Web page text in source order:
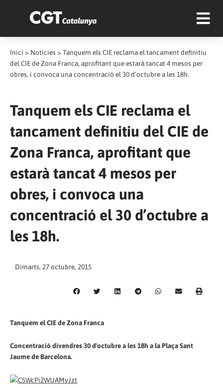
Inici > Notícies > Tanquem els CIE reclama el tancament definitiu
del CIE de Zona Franca, aprofitant que estarà tancat 4 mesos per
obres, i convoca una concentració el 30 d’octubre a les 18h.
Tanquem els CIE reclama el
tancament definitiu del CIE de
Zona Franca, aprofitant que
estarà tancat 4 mesos per
obres, i convoca una
concentració el 30 d’octubre a
les 18h.
Dimarts, 27 octubre, 2015
Tanquem el CIE de Zona Franca
Concentració divendres 30 d'octubre a les 18h a la Plaça Sant
Jaume de Barcelona.